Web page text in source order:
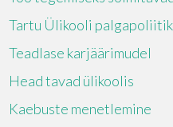
Tartu Ülikooli
Teadlase karjäärimudel
Head tavad ülikoolis
Kaebuste menetlemine